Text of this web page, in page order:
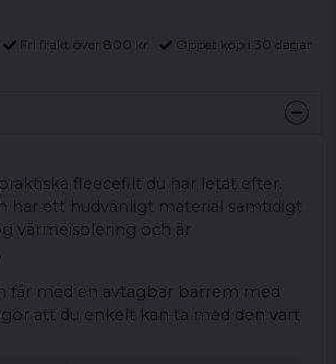
Fri frakt över 800 kr Öppet köp i 30 dagar
fleecefilt du har letat efter.
har ett hudvänligt material samtidigt
värmeisolering och är
får med en avtagbar bärrem med
att du enkelt kan ta med den vart